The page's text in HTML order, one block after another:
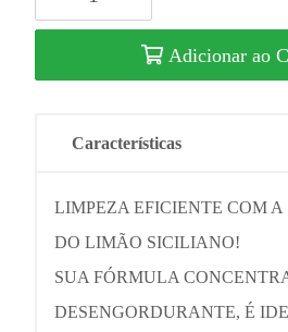
Adicionar ao
Características
LIMPEZA EFICIENTE COM A
DO LIMÃO SICILIANO!
SUA FÓRMULA
DESENGORDURANTE, É